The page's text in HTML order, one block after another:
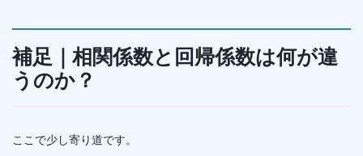
補足｜相関係数と回帰係数は何が違
うのか？
ここで少し寄り道です。